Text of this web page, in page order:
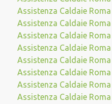
Assistenza Caldaie Roma
Assistenza Caldaie
Assistenza Caldaie
Assistenza Caldaie
Assistenza Caldaie Roma
Assistenza Caldaie
Assistenza Caldaie
Assistenza Caldaie